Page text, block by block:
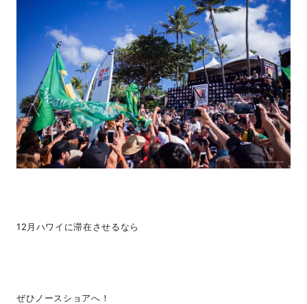
12月ハワイに滞在させるなら
ぜひノースショアへ！